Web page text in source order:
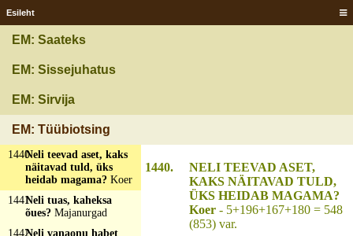
Esileht
EM: Saateks
EM: Sissejuhatus
EM: Sirvija
EM: Tüübiotsing
Kangakudumine
kikikõrva, suur pitk
1438Neli pütsigäd aeda
Neli sulast saunas,
peremees parsil?
kindas
1440Neli teevad aset, kaks
näitavad tuld, üks
heidab magama? Koer
1441Neli tuas, kaheksa
õues? Majanurgad
1442Neli vanaonu habet
1440.
NELI TEEVAD ASET,
KAKS NÄITAVAD TULD,
ÜKS HEIDAB MAGAMA?
Koer - 5+196+167+180 = 548
(853) var.